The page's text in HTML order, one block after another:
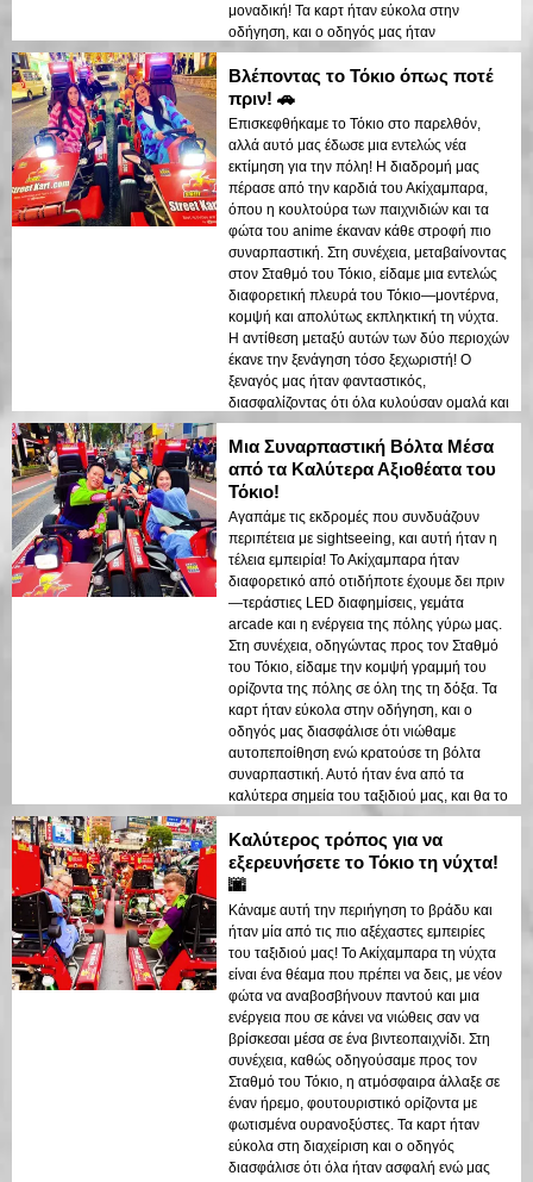
μοναδική! Τα καρτ ήταν εύκολα στην
οδήγηση, και ο οδηγός μας ήταν
επαγγελματίας και διασκεδαστικός. Αν
θέλετε μια εμπειρία sightseeing όπως καμία
άλλη, αυτό είναι!
Βλέποντας το Τόκιο όπως ποτέ
πριν! 🚗
Επισκεφθήκαμε το Τόκιο στο παρελθόν,
αλλά αυτό μας έδωσε μια εντελώς νέα
εκτίμηση για την πόλη! Η διαδρομή μας
πέρασε από την καρδιά του Ακίχαμπαρα,
όπου η κουλτούρα των παιχνιδιών και τα
φώτα του anime έκαναν κάθε στροφή πιο
συναρπαστική. Στη συνέχεια, μεταβαίνοντας
στον Σταθμό του Τόκιο, είδαμε μια εντελώς
διαφορετική πλευρά του Τόκιο—μοντέρνα,
κομψή και απολύτως εκπληκτική τη νύχτα.
Η αντίθεση μεταξύ αυτών των δύο περιοχών
έκανε την ξενάγηση τόσο ξεχωριστή! Ο
ξεναγός μας ήταν φανταστικός,
διασφαλίζοντας ότι όλα κυλούσαν ομαλά και
κρατώντας την ενέργεια ψηλά. Αυτή είναι
μία από τις καλύτερες ξεναγήσεις που
έχουμε κάνει ποτέ!
Μια Συναρπαστική Βόλτα Μέσα
από τα Καλύτερα Αξιοθέατα του
Τόκιο!
Αγαπάμε τις εκδρομές που συνδυάζουν
περιπέτεια με sightseeing, και αυτή ήταν η
τέλεια εμπειρία! Το Ακίχαμπαρα ήταν
διαφορετικό από οτιδήποτε έχουμε δει πριν
—τεράστιες LED διαφημίσεις, γεμάτα
arcade και η ενέργεια της πόλης γύρω μας.
Στη συνέχεια, οδηγώντας προς τον Σταθμό
του Τόκιο, είδαμε την κομψή γραμμή του
ορίζοντα της πόλης σε όλη της τη δόξα. Τα
καρτ ήταν εύκολα στην οδήγηση, και ο
οδηγός μας διασφάλισε ότι νιώθαμε
αυτοπεποίθηση ενώ κρατούσε τη βόλτα
συναρπαστική. Αυτό ήταν ένα από τα
καλύτερα σημεία του ταξιδιού μας, και θα το
προτείναμε σε οποιονδήποτε!
Καλύτερος τρόπος για να
εξερευνήσετε το Τόκιο τη νύχτα!
🌆
Κάναμε αυτή την περιήγηση το βράδυ και
ήταν μία από τις πιο αξέχαστες εμπειρίες
του ταξιδιού μας! Το Ακίχαμπαρα τη νύχτα
είναι ένα θέαμα που πρέπει να δεις, με νέον
φώτα να αναβοσβήνουν παντού και μια
ενέργεια που σε κάνει να νιώθεις σαν να
βρίσκεσαι μέσα σε ένα βιντεοπαιχνίδι. Στη
συνέχεια, καθώς οδηγούσαμε προς τον
Σταθμό του Τόκιο, η ατμόσφαιρα άλλαξε σε
έναν ήρεμο, φουτουριστικό ορίζοντα με
φωτισμένα ουρανοξύστες. Τα καρτ ήταν
εύκολα στη διαχείριση και ο οδηγός
διασφάλισε ότι όλα ήταν ασφαλή ενώ μας